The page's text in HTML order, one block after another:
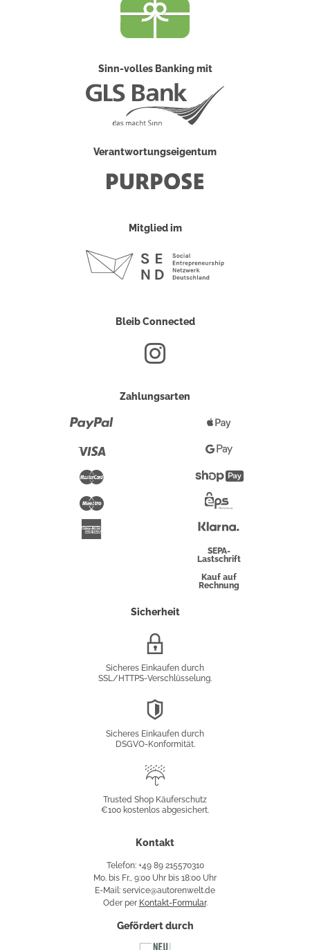
Sinn-volles Banking mit
Verantwortungseigentum
Mitglied im
Bleib Connected
Zahlungsarten
Maestro
Pay
Google
Pay
Überweisung
SEPA-
Lastschrift
Kauf auf
Rechnung
Sicherheit
Sicheres Einkaufen durch
SSL/HTTPS-Verschlüsselung.
Sicheres Einkaufen durch
DSGVO-Konformität.
Käuferschutz
Trusted Shop Käuferschutz
€100 kostenlos abgesichert.
Kontakt
Telefon: +49 89 215570310
Mo. bis Fr., 9:00 Uhr bis 18:00 Uhr
E-Mail: service@autorenwelt.de
Oder per Kontakt-Formular.
Gefördert durch